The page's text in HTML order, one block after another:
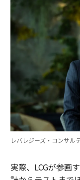
関連記事
韓国で「世界最高の給食
造的矛盾とは？
ルの動向
レバレジーズ・コンサル
実際、LCGが参画